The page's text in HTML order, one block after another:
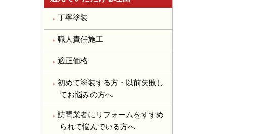
丁寧塗装
職人責任施工
適正価格
初めて塗装する方・以前失敗し
てお悩みの方へ
訪問業者にリフォームをすすめ
られて悩んでいる方へ